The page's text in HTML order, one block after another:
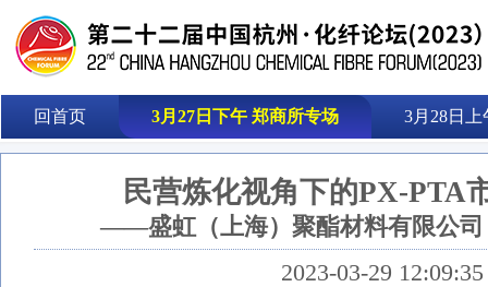
回首页 3月27日下午 郑商所专场 3月28日上
民营炼化视角下的PX-PTA
——盛虹（上海）聚酯材料有限公司
2023-03-29 12:09:35